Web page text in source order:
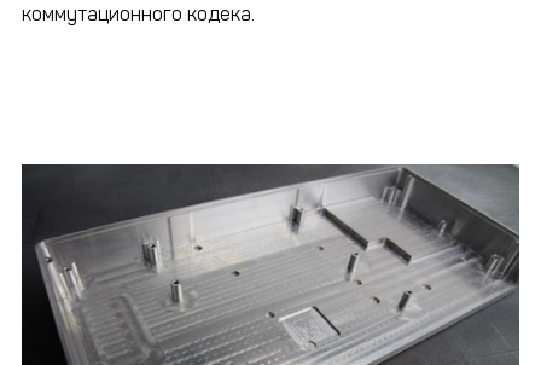
коммутационного кодека.